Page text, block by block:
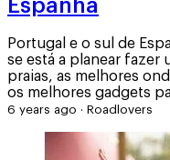
Espanha
Portugal e o sul de
se está a planear fazer
praias, as melhores
os melhores gadgets
6 years ago · Roadlovers